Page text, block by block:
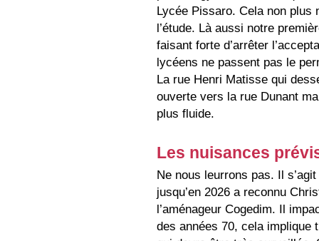
Lycée Pissaro. Cela non plus
l’étude. Là aussi notre
faisant forte d’arrêter
lycéens ne passent pas le
La rue Henri Matisse qui
ouverte vers la rue Dunant
plus fluide.
Les nuisances
Ne nous leurrons pas. Il
jusqu’en 2026 a reconnu
l’aménageur Cogedim. Il
des années 70, cela implique